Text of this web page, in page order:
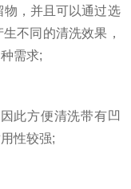
，并且可以通过选
不同的清洗效果，
需求;
此方便清洗带有凹
性较强;